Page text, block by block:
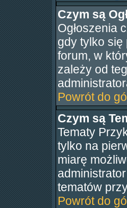
Czym są
Ogłoszenia
gdy tylko się
forum, w
zależy od
Powrót do
Czym są
Tematy
tylko na
miarę
tematów
Powrót do